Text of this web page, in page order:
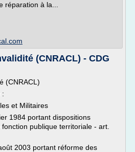
réparation à la...
(CNRACL) - CDG
(CNRACL)
:
et Militaires
1984 portant dispositions
publique territoriale - art.
2003 portant réforme des